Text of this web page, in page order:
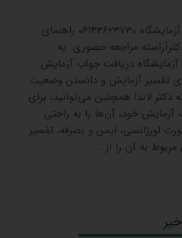
اینترنتی ندارد. شماره تماس آزمایشگاه 06143623730 راهنمای
مراجعه حضوری به
آزمایشگاه دریافت جواب آزمایش
تفسیر آزمایش و دانستن وضعیت
دکتر لاندا همچنین می‌توانید، برای
آزمایش خود، آن‌ها را به راحتی
اورژانسی، ایمن و بصرفه، تفسیر
به آن را از …